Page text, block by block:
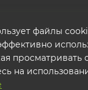
файлы
просматривать
на